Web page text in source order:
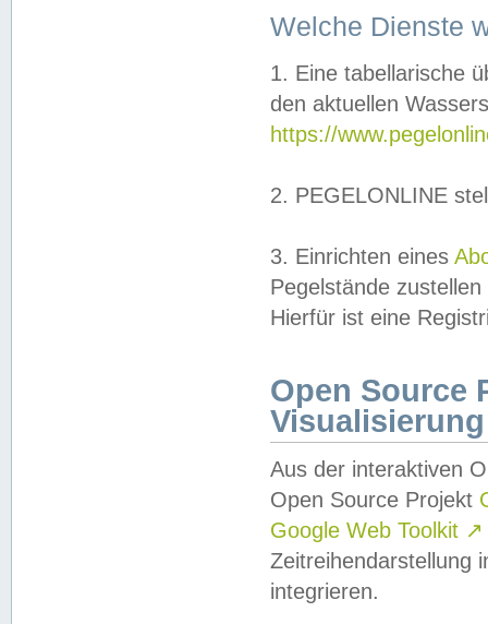
Welche Dienste
1. Eine tabellarische
den aktuellen
https://
2. PEGELONLINE
3. Einrichten eines
Pegelstände
Hierfür ist eine
Open Source
Visualisierung
Aus der interaktiven
Open Source Projekt
Google Web Toolkit ↗
Zeitreihendarstellung
integrieren.